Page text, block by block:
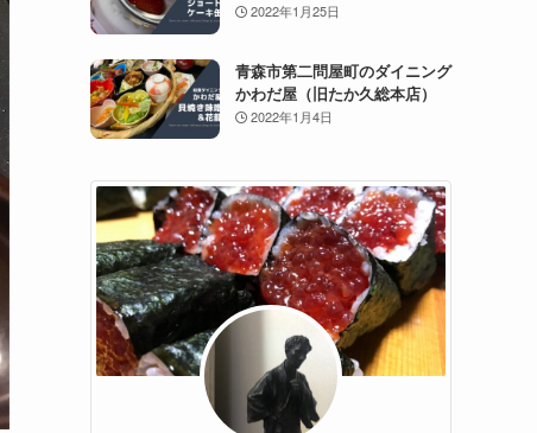
2022年1月25日
青森市第二問屋町のダイニング
かわだ屋（旧たか久総本店）
2022年1月4日